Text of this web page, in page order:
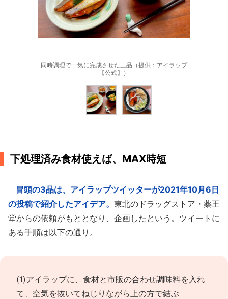
同時調理で一気に完成させた三品（提供：アイラップ
【公式】）
下処理済み食材使えば、MAX時短
冒頭の3品は、アイラップツイッターが2021年10月6日
の投稿で紹介したアイデア。 東北のドラッグストア・薬王
堂からの依頼がもととなり、企画したという。ツイートに
ある手順は以下の通り。
(1)アイラップに、食材と市販の合わせ調味料を入れ
て、空気を抜いてねじりながら上の方で結ぶ